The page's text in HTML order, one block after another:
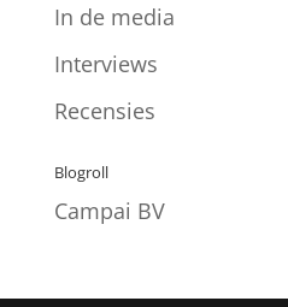
In de media
Interviews
Recensies
Blogroll
Campai BV